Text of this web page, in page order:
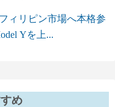
ィリピン市場へ本格参
Yを上...
め